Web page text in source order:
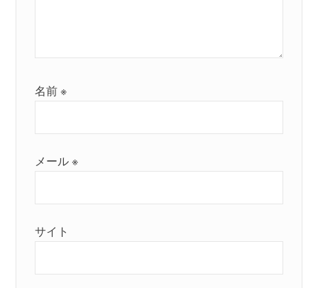
名前※
メール※
サイト